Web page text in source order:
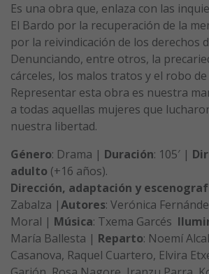
Es una obra que, enlaza con las
El Bardo por la recuperación de la
por la reivindicación de los derechos
Denunciando, entre otros, la
cárceles, los malos tratos y el robo
Representar esta obra es nuestra
a todas aquellas mujeres que
nuestra libertad.
Género: Drama | Duración: 105′ |
adulto (+16 años).
Dirección, adaptación y
Zabalza |Autores: Verónica
Moral | Música: Txema Garcés
María Ballesta | Reparto: Noemí
Casanova, Raquel Cuartero, Elvira